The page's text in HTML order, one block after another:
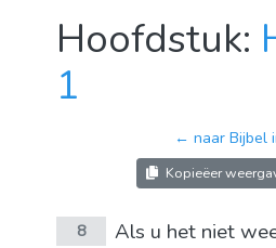
Hoofdstuk:
1
← naar Bijbel
Kopieëer
8
Als u het niet